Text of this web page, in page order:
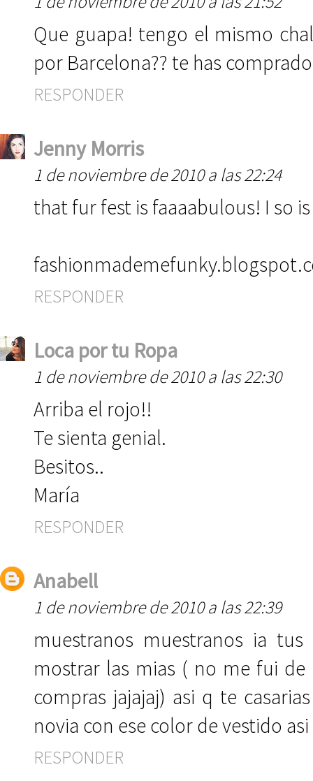
Que guapa! tengo el mismo
por Barcelona?? te has
RESPONDER
Jenny Morris
1 de noviembre de 2010 a las 22:24
that fur fest is faaaabulous! I so
RESPONDER
Loca por tu Ropa
1 de noviembre de 2010 a las 22:30
Arriba el rojo!!
Te sienta genial.
Besitos..
María
RESPONDER
Anabell
1 de noviembre de 2010 a las 22:39
muestranos muestranos ia
mostrar las mias ( no me fui
compras jajajaj) asi q te
novia con ese color de vestido
RESPONDER